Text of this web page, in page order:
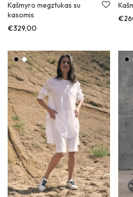
Kašmyro megztukas su
kasomis
€329,00
€